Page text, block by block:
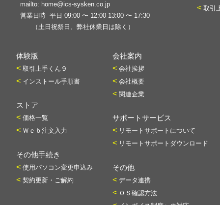
mailto: home@ics-sysken.co.jp
営業日時 平日 09:00 〜 12:00 13:00 〜 17:30
（土日祝祭日、弊社休業日は除く）
< 取引
体験版
< 取引上手くん９
< インストール手順書
ストア
< 価格一覧
< Ｗｅｂ注文入力
その他手続き
< 使用パソコン変更申込み
< 契約更新・ご解約
会社案内
< 会社挨拶
< 会社概要
< 関連企業
サポートサービス
< リモートサポートについて
< リモートサポートダウンロード
その他
< データ連携
< ＯＳ確認方法